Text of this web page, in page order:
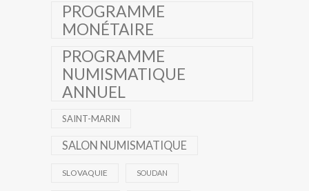
PROGRAMME
MONÉTAIRE
PROGRAMME
NUMISMATIQUE
ANNUEL
SAINT-MARIN
SALON NUMISMATIQUE
SLOVAQUIE SOUDAN